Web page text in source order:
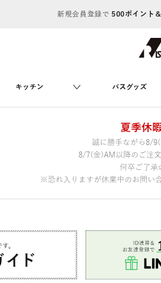
新規会員登録で500ポイント＆
キッチン バスグッズ
夏季休
誠に勝手ながら8/
8/7(金)AM以降のご注
何卒ご了承
※恐れ入りますが休業中のお問い合